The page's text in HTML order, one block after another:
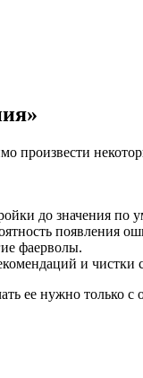
произвести
до значения по
появления
фаерволы.
и чистки
ее нужно только